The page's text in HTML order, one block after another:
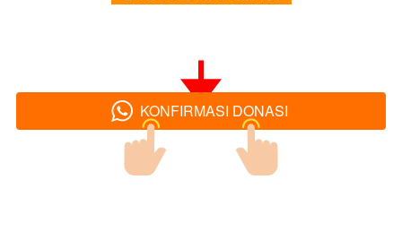
` KONFIRMASI DONASI